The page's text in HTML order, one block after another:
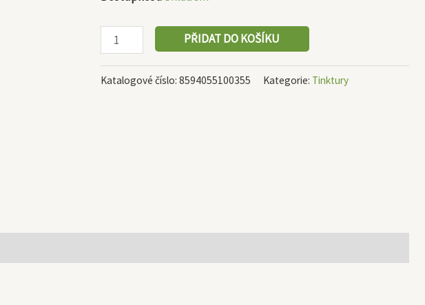
PŘIDAT DO KOŠÍKU
Katalogové číslo: 8594055100355 Kategorie: Tinktury